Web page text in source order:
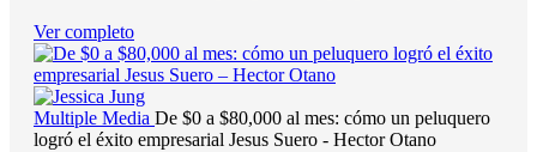
Ver completo
Multiple Media De $0 a $80,000 al mes: cómo un peluquero
logró el éxito empresarial Jesus Suero - Hector Otano